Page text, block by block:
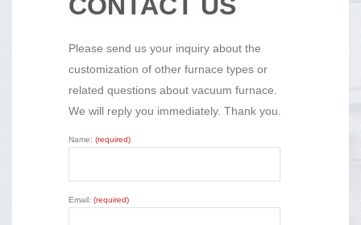
Please send us your inquiry about the
customization of other furnace types or
related questions about vacuum furnace.
We will reply you immediately. Thank you.
Name: (required)
Email: (required)